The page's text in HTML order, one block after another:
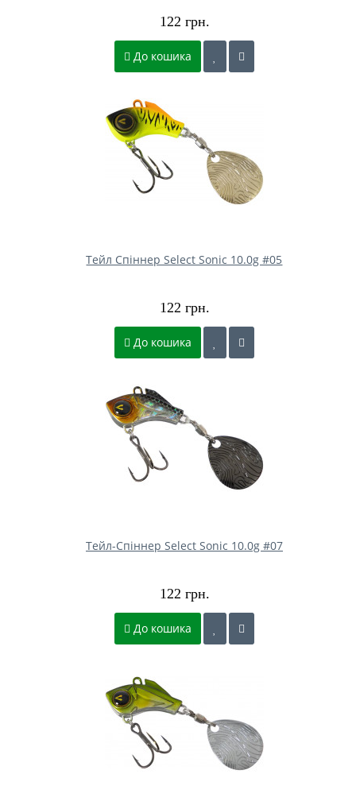
122 грн.
До кошика
Тейл Спіннер Select Sonic 10.0g #05
122 грн.
До кошика
Тейл-Спіннер Select Sonic 10.0g #07
122 грн.
До кошика